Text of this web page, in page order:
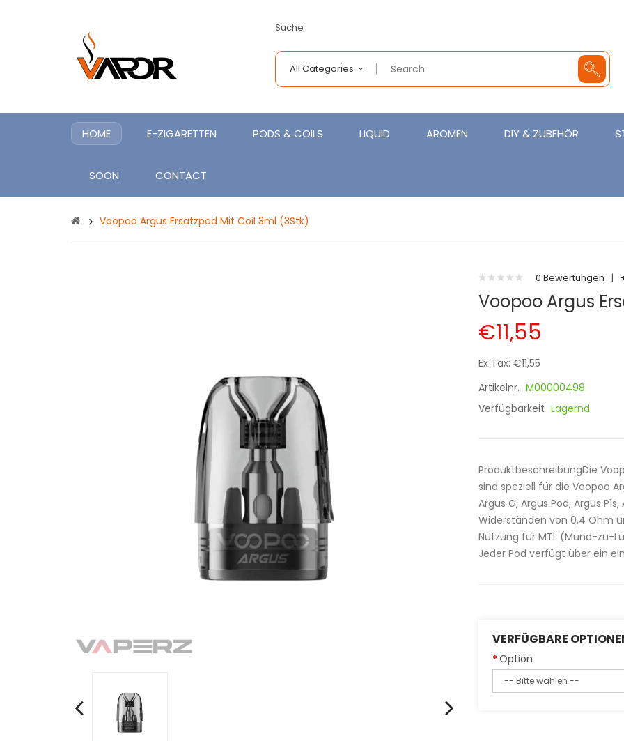
Suche
All Categories
HOME E-ZIGARETTEN PODS & COILS LIQUID AROMEN DIY & ZUBEHÖR
SOON CONTACT
Voopoo Argus Ersatzpod Mit Coil 3ml (3Stk)
0 Bewertungen |
Voopoo Argus
€11,55
Ex Tax: €11,55
Artikelnr. M00000498
Verfügbarkeit Lagernd
ProduktbeschreibungDie
sind speziell für die Voopoo
Argus G, Argus Pod, Argus
Widerständen von 0,4 Ohm
Nutzung für MTL (Mund-zu-
Jeder Pod verfügt über ein
VERFÜGBARE
Option